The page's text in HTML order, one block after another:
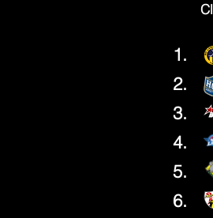
1.
2.
3.
4.
5.
6.